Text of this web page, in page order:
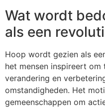
Wat wordt
als een
Hoop wordt gezien als
het mensen inspireert
verandering en
omstandigheden. Het
gemeenschappen om